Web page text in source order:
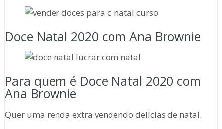
Doce Natal 2020 com Ana Brownie
Para quem é Doce Natal 2020 com
Ana Brownie
Quer uma renda extra vendendo delícias de natal.